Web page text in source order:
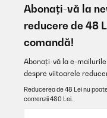
passe très bien dans
Utilisateur d'Amazon
Traducere
Abonați-vă la
reducere de 48
comandă!
Abonați-vă la e-
despre viitoarele
Reducerea de 48 Lei nu
comenzii 480 Lei.